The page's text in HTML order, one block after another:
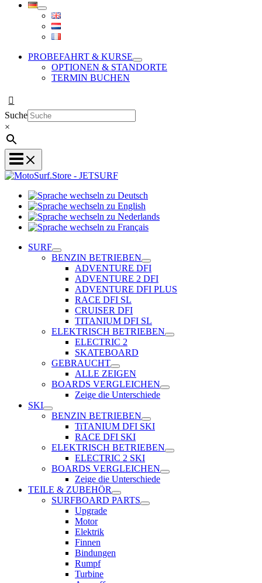
PROBEFAHRT & KURSE
OPTIONEN & STANDORTE
TERMIN BUCHEN
Suche
×
zu
Deutsch
wechseln
zu
Sprache
Sprache
Français
SURF
BENZIN BETRIEBEN
ADVENTURE DFI
ADVENTURE 2 DFI
ADVENTURE DFI PLUS
RACE DFI SL
CRUISER DFI
TITANIUM DFI SL
ELEKTRISCH BETRIEBEN
ELECTRIC 2
SKATEBOARD
GEBRAUCHT
ALLE ZEIGEN
BOARDS VERGLEICHEN
Zeige die Unterschiede
SKI
BENZIN BETRIEBEN
TiTANIUM DFI SKI
RACE DFI SKI
ELEKTRISCH BETRIEBEN
ELECTRIC 2 SKI
BOARDS VERGLEICHEN
Zeige die Unterschiede
TEILE & ZUBEHÖR
SURFBOARD PARTS
Upgrade
Motor
Elektrik
Finnen
Bindungen
Rumpf
Turbine